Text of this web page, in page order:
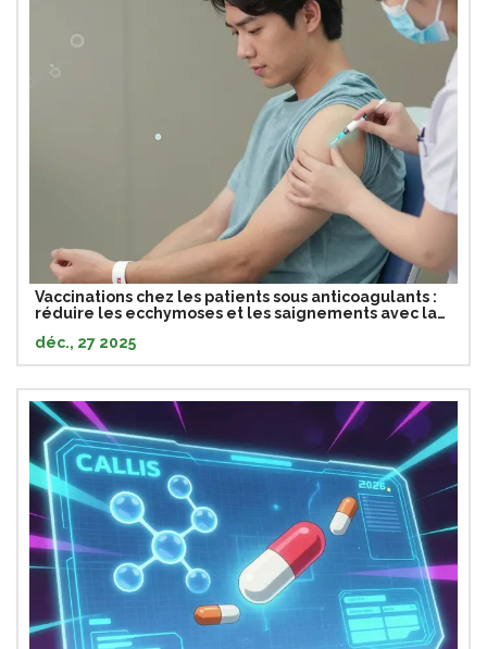
Vaccinations chez les patients sous anticoagulants :
réduire les ecchymoses et les saignements avec la
déc., 27 2025